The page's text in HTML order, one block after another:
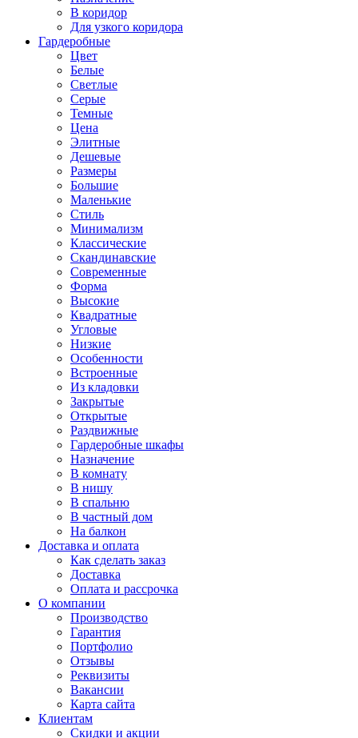
В коридор
Для узкого коридора
Гардеробные
Цвет
Белые
Светлые
Серые
Темные
Цена
Элитные
Дешевые
Размеры
Большие
Маленькие
Стиль
Минимализм
Классические
Скандинавские
Современные
Форма
Высокие
Квадратные
Угловые
Низкие
Особенности
Встроенные
Из кладовки
Закрытые
Открытые
Раздвижные
Гардеробные шкафы
Назначение
В комнату
В нишу
В спальню
В частный дом
На балкон
Доставка и оплата
Как сделать заказ
Доставка
Оплата и рассрочка
О компании
Производство
Гарантия
Портфолио
Отзывы
Реквизиты
Вакансии
Карта сайта
Клиентам
Скидки и акции